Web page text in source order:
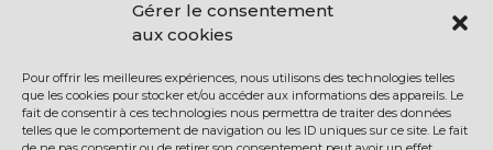
Gérer le consentement
aux cookies
Pour offrir les meilleures expériences, nous utilisons des technologies telles
que les cookies pour stocker et/ou accéder aux informations des appareils. Le
fait de consentir à ces technologies nous permettra de traiter des données
telles que le comportement de navigation ou les ID uniques sur ce site. Le fait
Prénom ou nom complet
Email